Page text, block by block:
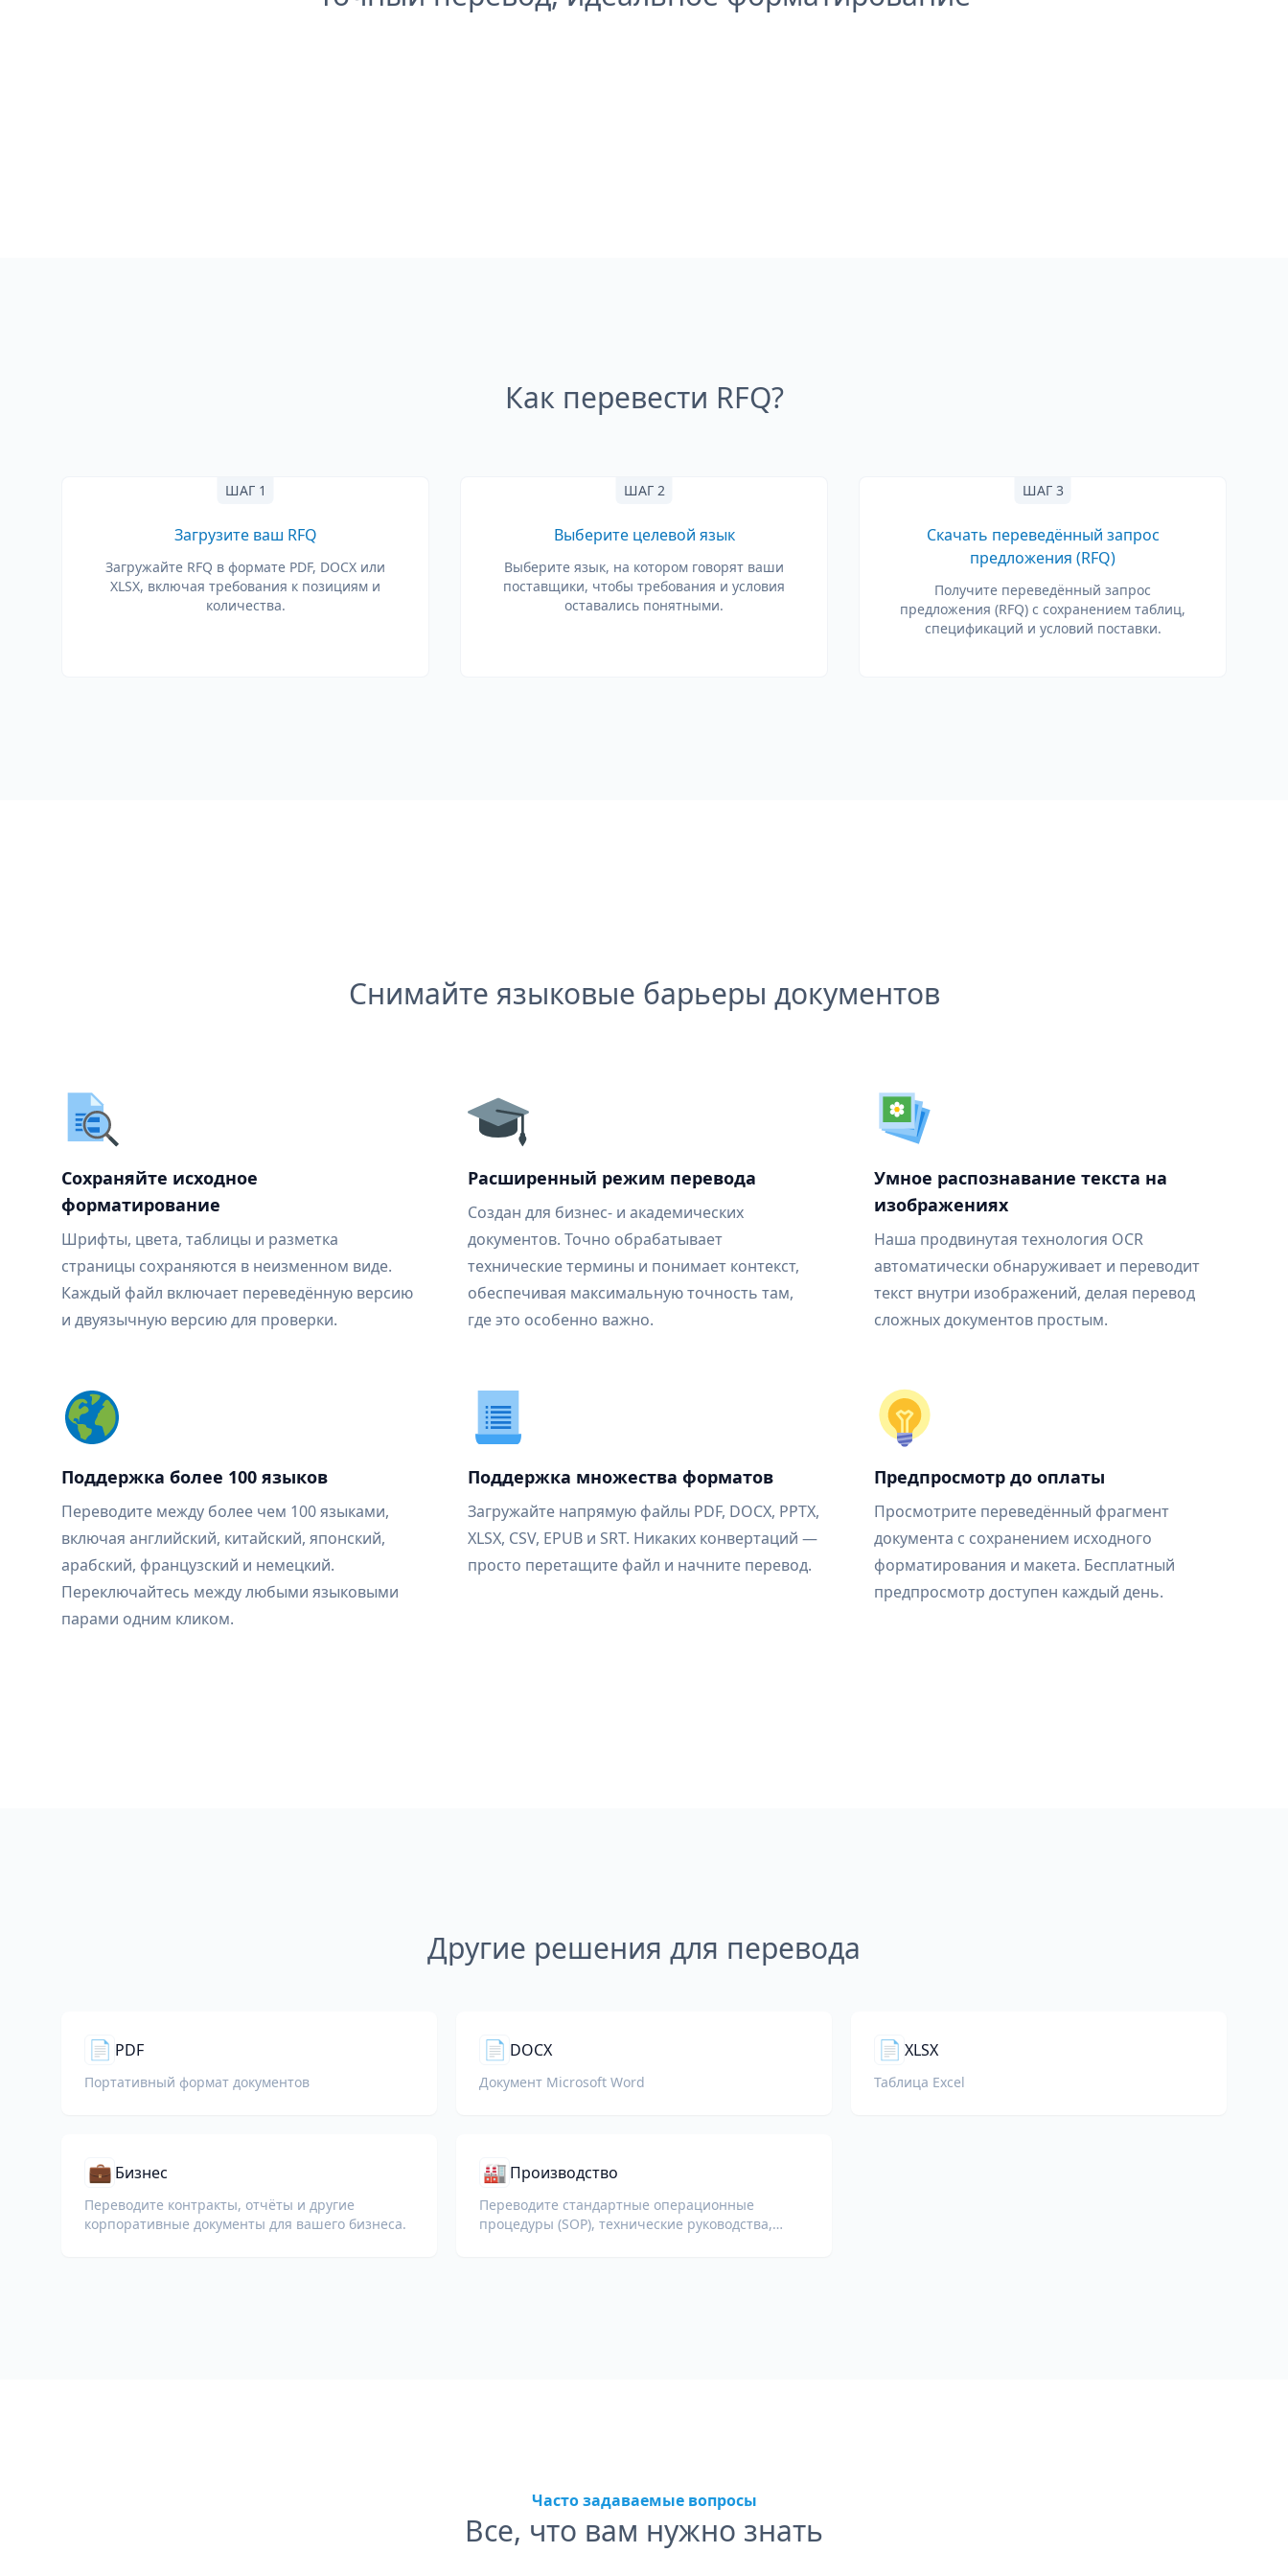
Как перевести RFQ?
ШАГ 1
Загрузите ваш RFQ
Загружайте RFQ в формате PDF, DOCX или
XLSX, включая требования к позициям и
количества.
ШАГ 2
Выберите целевой язык
Выберите язык, на котором говорят ваши
поставщики, чтобы требования и условия
оставались понятными.
ШАГ 3
Скачать переведённый запрос
предложения (RFQ)
Получите переведённый запрос
предложения (RFQ) с сохранением таблиц,
спецификаций и условий поставки.
Снимайте языковые барьеры документов
Сохраняйте исходное
форматирование
Шрифты, цвета, таблицы и разметка
страницы сохраняются в неизменном виде.
Каждый файл включает переведённую версию
и двуязычную версию для проверки.
Расширенный режим перевода
Создан для бизнес- и академических
документов. Точно обрабатывает
технические термины и понимает контекст,
обеспечивая максимальную точность там,
где это особенно важно.
Умное распознавание текста на
изображениях
Наша продвинутая технология OCR
автоматически обнаруживает и переводит
текст внутри изображений, делая перевод
сложных документов простым.
Поддержка более 100 языков
Переводите между более чем 100 языками,
включая английский, китайский, японский,
арабский, французский и немецкий.
Переключайтесь между любыми языковыми
парами одним кликом.
Поддержка множества форматов
Загружайте напрямую файлы PDF, DOCX, PPTX,
XLSX, CSV, EPUB и SRT. Никаких конвертаций —
просто перетащите файл и начните перевод.
Предпросмотр до оплаты
Просмотрите переведённый фрагмент
документа с сохранением исходного
форматирования и макета. Бесплатный
предпросмотр доступен каждый день.
Другие решения для перевода
📄 PDF
Портативный формат документов
📄 DOCX
Документ Microsoft Word
📄 XLSX
Таблица Excel
💼 Бизнес
Переводите контракты, отчёты и другие
корпоративные документы для вашего бизнеса.
🏭 Производство
Переводите стандартные операционные
процедуры (SOP), технические руководства,
Часто задаваемые вопросы
Все, что вам нужно знать